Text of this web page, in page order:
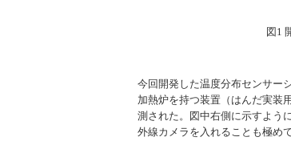
図1
今回開発した温度分布センサー
加熱炉を持つ装置（はんだ実装
測された。図中右側に示すよう
外線カメラを入れることも極め